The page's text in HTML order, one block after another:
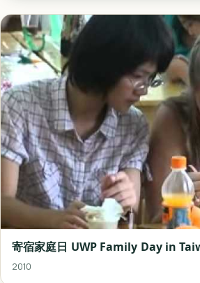
寄宿家庭日 UWP Family Day in
2010